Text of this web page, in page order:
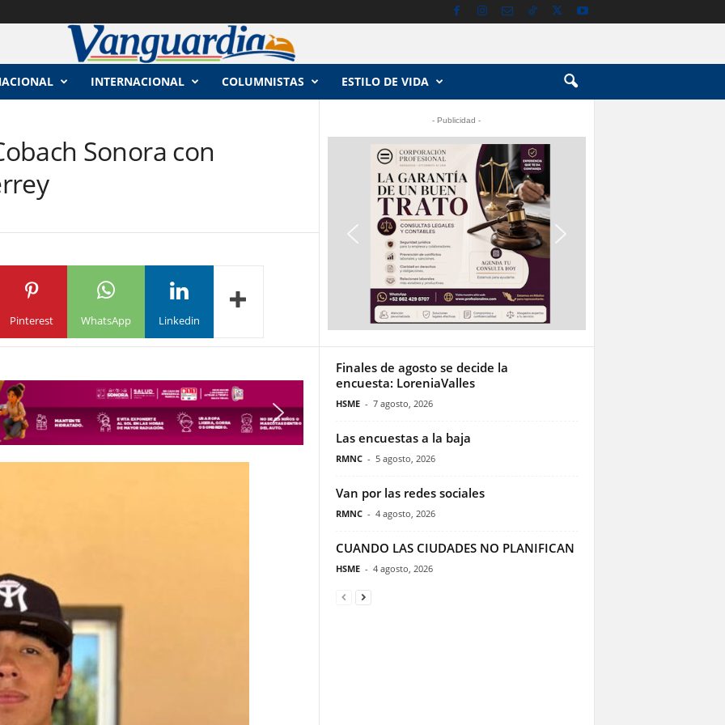
INTERNACIONAL COLUMNISTAS ESTILO DE VIDA
Sonora con
Pinterest WhatsApp Linkedin
- Publicidad -
Finales de agosto se decide la
encuesta: LoreniaValles
HSME - 7 agosto, 2026
Las encuestas a la baja
RMNC - 5 agosto, 2026
Van por las redes sociales
RMNC - 4 agosto, 2026
CUANDO LAS CIUDADES NO PLANIFICAN
HSME - 4 agosto, 2026